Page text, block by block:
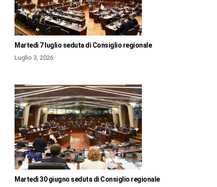
Martedì 7 luglio seduta di Consiglio regionale
Luglio 3, 2026
Martedì 30 giugno seduta di Consiglio regionale